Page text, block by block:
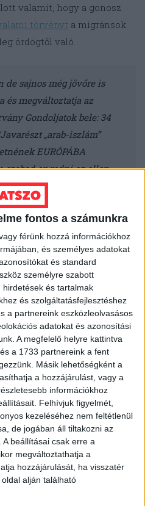
fontos a számunkra
férünk hozzá információkhoz
és személyes adatokat
és standard
személyre szabott
és tartalmak
és szolgáltatásfejlesztéshez
a partnereink eszközleolvasásos
adatokat és azonosítási
A megfelelő helyre kattintva
a 1733 partnereink a fent
Másik lehetőségként a
a hozzájárulást, vagy a
információkhoz
Felhívjuk figyelmét,
kezeléséhez nem feltétlenül
de jogában áll tiltakozni az
beállításai csak erre a
megváltoztathatja a
hozzájárulását, ha visszatér
alján található
valamit, hogy a gonosz
törvényt a migránsok
ördögtől való.
de sajnos még jövőre is
és megváltoztatja az
Gondoljatok bele: 34
„arab-iszlám”
EURÓPÁBA
szabad engedni ez ellen
kell. Pártállástól politikától
fognunk EGYMÁSSAL,
és Sajátmagunk
aki érez magában
és helyesírási